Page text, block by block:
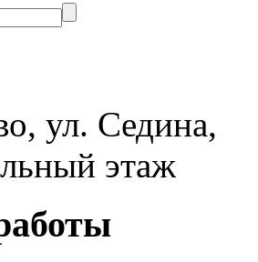
ул. Седина,
этаж